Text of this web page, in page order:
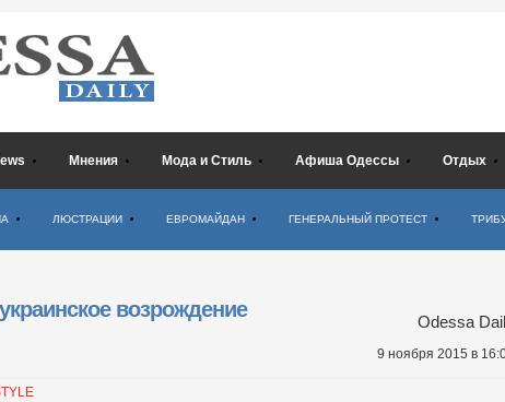
Мнения Мода и Стиль Афиша Одессы Отдых
ЛЮСТРАЦИИ ЕВРОМАЙДАН ГЕНЕРАЛЬНЫЙ ПРОТЕСТ
возрождение
Odessa
9 ноября 2015 в